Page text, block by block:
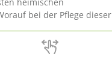
heimischen
bei der Pflege dieser
zusammengefasst.